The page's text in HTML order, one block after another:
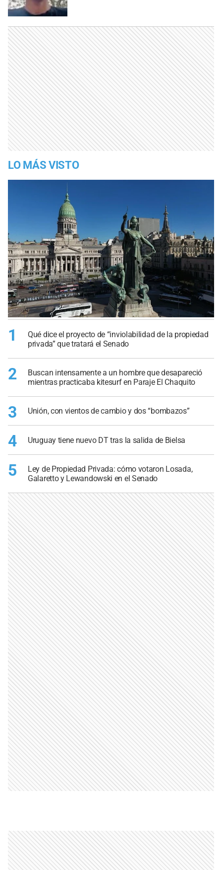
LO MÁS VISTO
1
Qué dice el proyecto de “inviolabilidad de la propiedad
privada” que tratará el Senado
2
Buscan intensamente a un hombre que desapareció
mientras practicaba kitesurf en Paraje El Chaquito
3 Unión, con vientos de cambio y dos “bombazos”
4 Uruguay tiene nuevo DT tras la salida de Bielsa
5
Ley de Propiedad Privada: cómo votaron Losada,
Galaretto y Lewandowski en el Senado